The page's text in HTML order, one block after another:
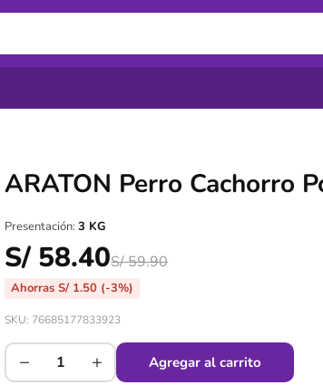
ARATON Perro Cachorro
S/ 58.40S/59.90
AhorrasS/ 1.50 (-3%)
SKU: 76685177833923
Presentación:3 KG
− + Agregar al carrito